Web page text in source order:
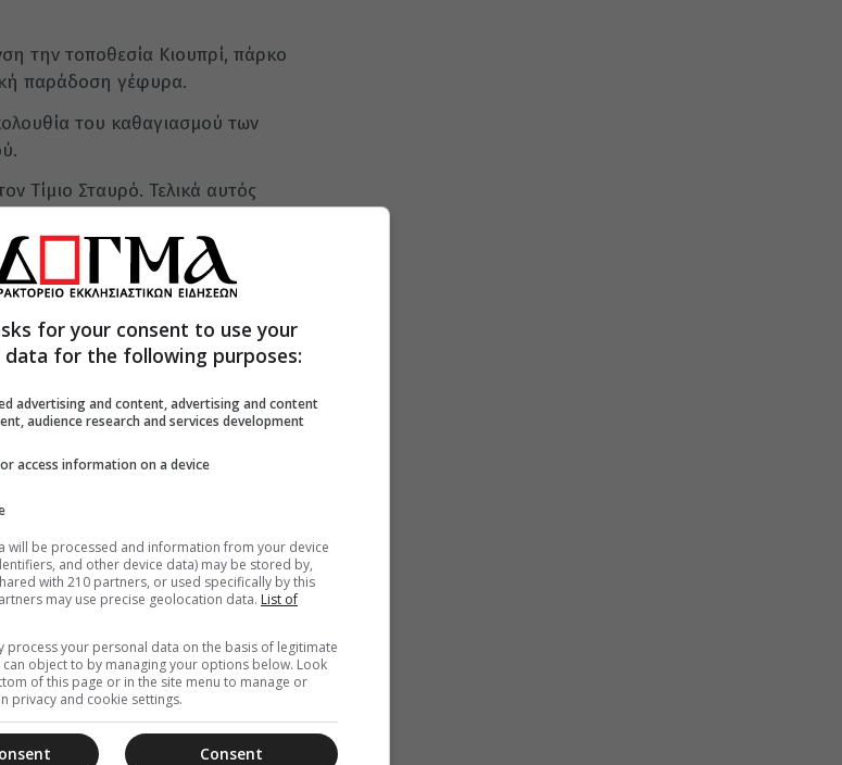
την τοποθεσία Κιουπρί, πάρκο
παράδοση γέφυρα.
του καθαγιασμού των
Τίμιο Σταυρό. Τελικά αυτός
Αμανατίδης. Ο κ. Ιωήλ έδωσε
παρουσία του
Δημάρχου Πέλλας, βουλευτών
του ιστορικού ναού
for your consent to use your
data for the following purposes:
advertising and content, advertising and content
audience research and services development
access information on a device
will be processed and information from your device
and other device data) may be stored by,
with 210 partners, or used specifically by this
may use precise geolocation data. List of
process your personal data on the basis of legitimate
can object to by managing your options below. Look
of this page or in the site menu to manage or
privacy and cookie settings.
Consent